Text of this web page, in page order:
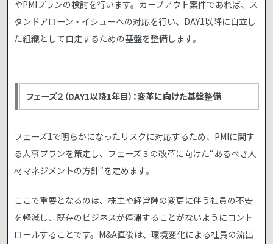
やPMIプランの検討を行います。カーブアウト案件であれば、ス
タンドアローン・イシューへの対応を行い、DAY1以降に自立し
た組織として自走するための基盤を整備します。
フェーズ２（DAY1以降1年目）：変革に向けた基盤整備
フェーズ1で明らかになったリスクに対応するため、PMIに関す
る人事プランを策定し、フェーズ３の改革に向けた“あるべき人
材マネジメントの方針”を定めます。
ここで重要となるのは、株主や経営陣の変更に伴う社員の不安
を軽減し、既存のビジネスが停滞することがないようにコント
ロールすることです。M&A直後は、環境変化による社員の流出